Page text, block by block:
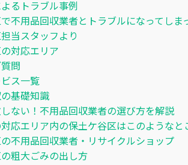
るトラブル事例
不用品回収業者とトラブルになってしま
当スタッフより
対応エリア
問
ス一覧
基礎知識
ない！不用品回収業者の選び方を解説
応エリア内の保土ケ谷区はこのようなと
不用品回収業者・リサイクルショップ
粗大ごみの出し方